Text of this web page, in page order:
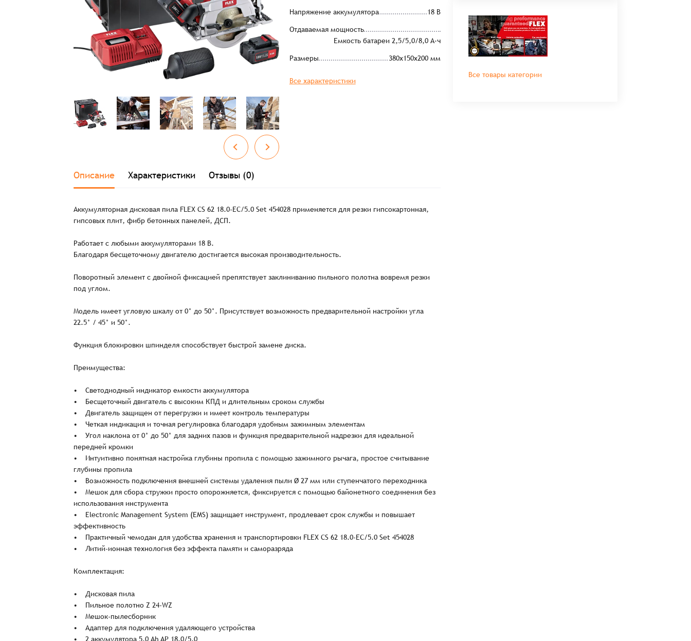
Заказать презентацию
Имя*
Имя*
Заказ успешно оформлен
Наименование
Введите электронный адрес.
Напряжение аккумулятора 18 В
Отдаваемая мощность
Емкость батареи 2,5/5,0/8,0 А·ч
Размеры 380x150x200 мм
Все характеристики
Все товары категории
Описание Характеристики Отзывы (0)
Аккумуляторная дисковая пила FLEX CS 62 18.0-EC/5.0 Set 454028 применяется для резки гипсокартонная,
гипсовых плит, фибр бетонных панелей, ДСП.
Работает с любыми аккумуляторами 18 В.
Благодаря бесщеточному двигателю достигается высокая производительность.
Поворотный элемент с двойной фиксацией препятствует заклиниванию пильного полотна вовремя резки
под углом.
Модель имеет угловую шкалу от 0° до 50°. Присутствует возможность предварительной настройки угла
22.5° / 45° и 50°.
Функция блокировки шпинделя способствует быстрой замене диска.
Преимущества:
• Светодиодный индикатор емкости аккумулятора
• Бесщеточный двигатель с высоким КПД и длительным сроком службы
• Двигатель защищен от перегрузки и имеет контроль температуры
• Четкая индикация и точная регулировка благодаря удобным зажимным элементам
• Угол наклона от 0° до 50° для задних пазов и функция предварительной надрезки для идеальной
передней кромки
• Интуитивно понятная настройка глубины пропила с помощью зажимного рычага, простое считывание
глубины пропила
• Возможность подключения внешней системы удаления пыли Ø 27 мм или ступенчатого переходника
• Мешок для сбора стружки просто опорожняется, фиксируется с помощью байонетного соединения без
использования инструмента
• Electronic Management System (EMS) защищает инструмент, продлевает срок службы и повышает
эффективность
• Практичный чемодан для удобства хранения и транспортировки FLEX CS 62 18.0-EC/5.0 Set 454028
• Литий-ионная технология без эффекта памяти и саморазряда
Комплектация:
• Дисковая пила
• Пильное полотно Z 24-WZ
• Мешок-пылесборник
• Адаптер для подключения удаляющего устройства
• 2 аккумулятора 5.0 Ah AP 18.0/5.0